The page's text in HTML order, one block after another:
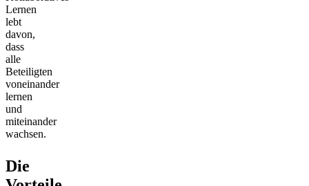
Lernen
lebt
davon,
dass
alle
Beteiligten
voneinander
lernen
und
miteinander
wachsen.
Die